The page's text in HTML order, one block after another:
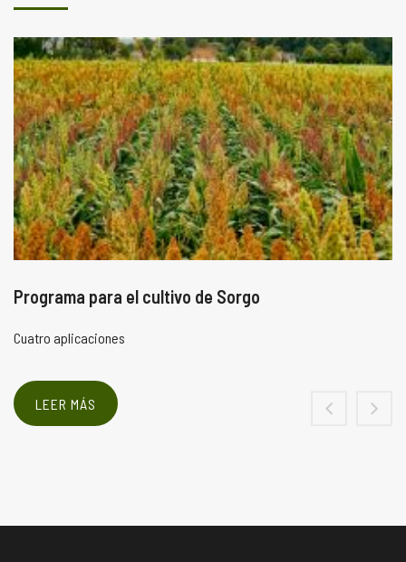
Programa para el cultivo de Sorgo
Cuatro aplicaciones
LEER MÁS